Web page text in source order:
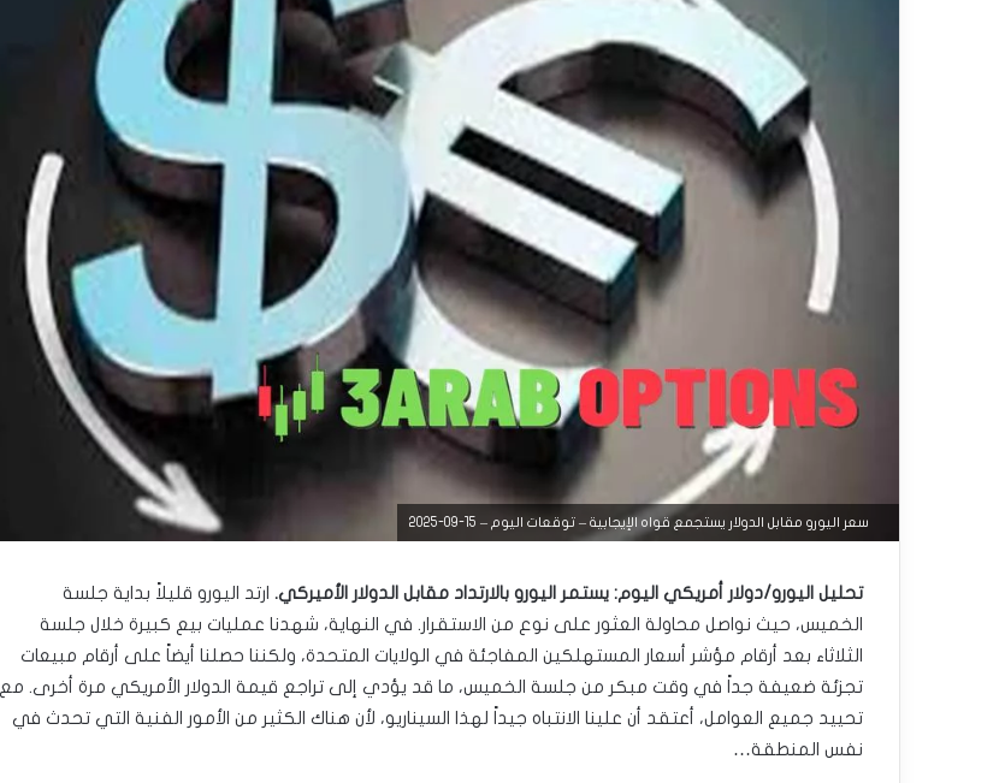
سعر اليورو مقابل الدولار يستجمع قواه الإيجابية – توقعات اليوم – 15-09-2025
تحليل اليورو/دولار أمريكي اليوم: يستمر اليورو بالارتداد مقابل الدولار الأميركي. ارتد اليورو قليلاً بداية جلسة
الخميس، حيث نواصل محاولة العثور على نوع من الاستقرار. في النهاية، شهدنا عمليات بيع كبيرة خلال جلسة
الثلاثاء بعد أرقام مؤشر أسعار المستهلكين المفاجئة في الولايات المتحدة، ولكننا حصلنا أيضاً على أرقام مبيعات
تجزئة ضعيفة جداً في وقت مبكر من جلسة الخميس، ما قد يؤدي إلى تراجع قيمة الدولار الأمريكي مرة أخرى. مع
تحييد جميع العوامل، أعتقد أن علينا الانتباه جيداً لهذا السيناريو، لأن هناك الكثير من الأمور الفنية التي تحدث في
نفس المنطقة…